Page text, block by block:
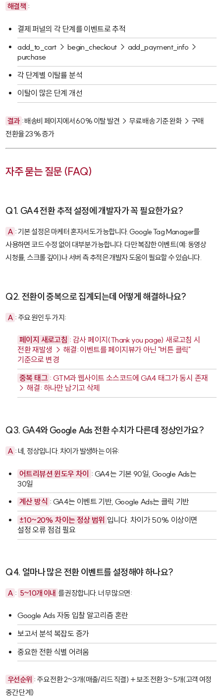
해결책 :
결제 퍼널의 각 단계를 이벤트로 추적
add_to_cart→ begin_checkout→ add_payment_info →
purchase
각 단계별 이탈률 분석
이탈이 많은 단계 개선
결과 : 배송비 페이지에서 60% 이탈 발견 → 무료 배송 기준 완화 → 구매
전환율 23% 증가
자주 묻는 질문 (FAQ)
Q1. GA4 전환 추적 설정에 개발자가 꼭 필요한가요?
A : 기본 설정은 마케터 혼자서도 가능합니다. Google Tag Manager를
사용하면 코드 수정 없이 대부분 가능합니다. 다만 복잡한 이벤트(예: 동영상
시청률, 스크롤 깊이)나 서버 측 추적은 개발자 도움이 필요할 수 있습니다.
Q2. 전환이 중복으로 집계되는데 어떻게 해결하나요?
A : 주요 원인 두 가지:
페이지 새로고침 : 감사 페이지(Thank you page) 새로고침 시
전환 재발생 → 해결: 이벤트를 페이지뷰가 아닌 "버튼 클릭"
기준으로 변경
중복 태그 : GTM과 웹사이트 소스코드에 GA4 태그가 동시 존재
→ 해결: 하나만 남기고 삭제
Q3. GA4와 Google Ads 전환 수치가 다른데 정상인가요?
A : 네, 정상입니다. 차이가 발생하는 이유:
어트리뷰션 윈도우 차이 : GA4는 기본 90일, Google Ads는
30일
계산 방식 : GA4는 이벤트 기반, Google Ads는 클릭 기반
±10~20% 차이는 정상 범위 입니다. 차이가 50% 이상이면
설정 오류 점검 필요
Q4. 얼마나 많은 전환 이벤트를 설정해야 하나요?
A : 5~10개 이내 를 권장합니다. 너무 많으면:
Google Ads 자동 입찰 알고리즘 혼란
보고서 분석 복잡도 증가
중요한 전환 식별 어려움
우선순위 : 주요 전환 2~3개(매출/리드 직결) + 보조 전환 3~5개(고객 여정
중간 단계)